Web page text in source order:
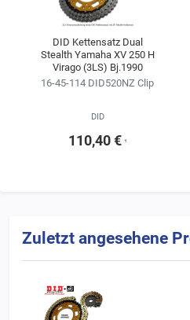
DID Kettensatz Dual
Stealth Yamaha XV 250 H
Virago (3LS) Bj.1990
16-45-114 DID520NZ Clip
DID
110,40 € ¹
Zuletzt angesehene